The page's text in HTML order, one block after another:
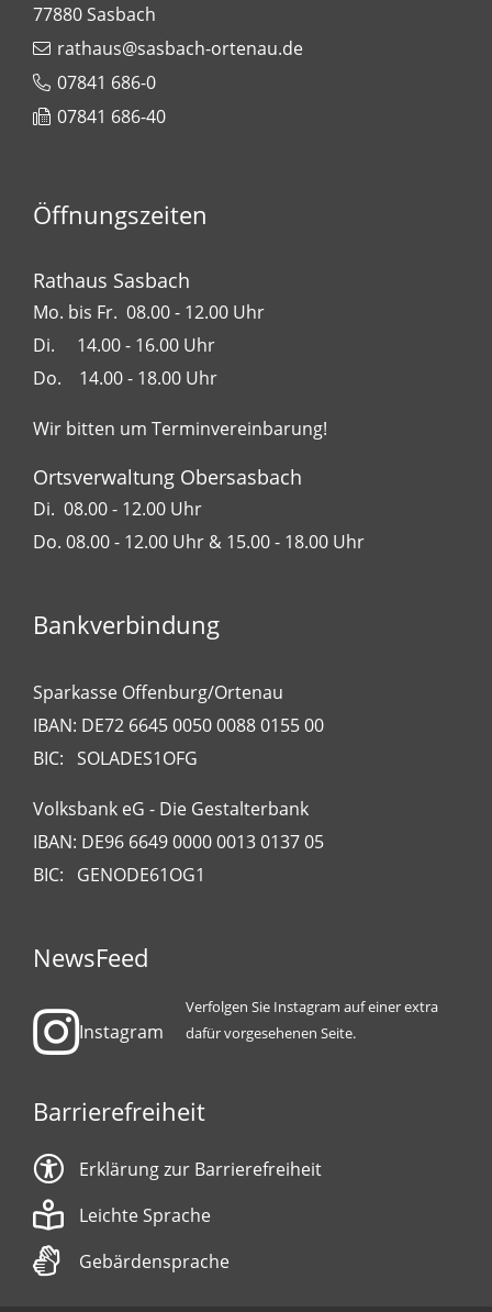
77880Sasbach
rathaus@sasbach-ortenau.de
07841 686-0
07841 686-40
Öffnungszeiten
Rathaus Sasbach
Mo. bis Fr. 08.00 - 12.00 Uhr
Di. 14.00 - 16.00 Uhr
Do. 14.00 - 18.00 Uhr
Wir bitten um Terminvereinbarung!
Ortsverwaltung Obersasbach
Di. 08.00 - 12.00 Uhr
Do. 08.00 - 12.00 Uhr & 15.00 - 18.00 Uhr
Bankverbindung
Sparkasse Offenburg/Ortenau
IBAN: DE72 6645 0050 0088 0155 00
BIC: SOLADES1OFG
Volksbank eG - Die Gestalterbank
IBAN: DE96 6649 0000 0013 0137 05
BIC: GENODE61OG1
NewsFeed
Instagram
Verfolgen Sie Instagram auf einer extra
dafür vorgesehenen Seite.
Barrierefreiheit
Erklärung zur Barrierefreiheit
Leichte Sprache
Gebärdensprache